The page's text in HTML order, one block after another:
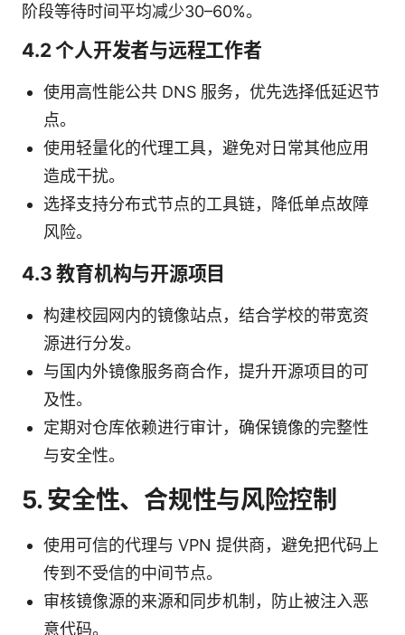
阶段等待时间平均减少30–60%。
4.2 个人开发者与远程工作者
使用高性能公共 DNS 服务，优先选择低延迟节
点。
使用轻量化的代理工具，避免对日常其他应用
造成干扰。
选择支持分布式节点的工具链，降低单点故障
风险。
4.3 教育机构与开源项目
构建校园网内的镜像站点，结合学校的带宽资
源进行分发。
与国内外镜像服务商合作，提升开源项目的可
及性。
定期对仓库依赖进行审计，确保镜像的完整性
与安全性。
5. 安全性、合规性与风险控制
使用可信的代理与 VPN 提供商，避免把代码上
传到不受信的中间节点。
审核镜像源的来源和同步机制，防止被注入恶
意代码。